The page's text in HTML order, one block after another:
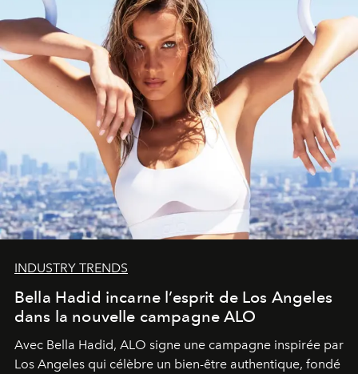
INDUSTRY TRENDS
Bella Hadid incarne l’esprit de Los Angeles
dans la nouvelle campagne ALO
Avec Bella Hadid, ALO signe une campagne inspirée par
Los Angeles qui célèbre un bien-être authentique, fondé